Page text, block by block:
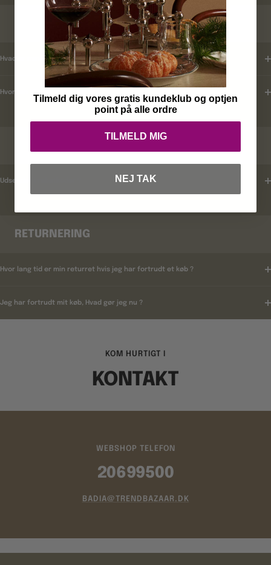
KUNDEKLUB
Hvad er mine fordele ?
Hvordan tilmelder jeg mig ?
Udsender i rabatkoder ?
RETURNERING
Hvor lang tid er min returret hvis jeg har fortrudt et køb ?
Jeg har fortrudt mit køb, Hvad gør jeg nu ?
KOM HURTIGT I
KONTAKT
WEBSHOP TELEFON
20699500
BADIA@TRENDBAZAAR.DK
Tilmeld dig vores gratis kundeklub og optjen
point på alle ordre
TILMELD MIG
NEJ TAK